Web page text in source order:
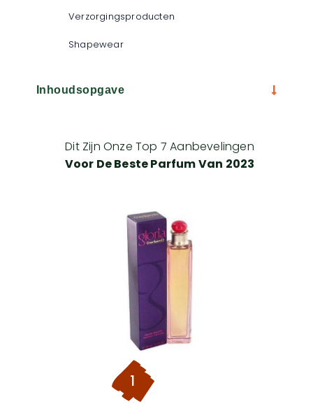
Verzorgingsproducten
Shapewear
Inhoudsopgave
Dit Zijn Onze Top 7 Aanbevelingen
Voor De Beste Parfum Van 2023
1